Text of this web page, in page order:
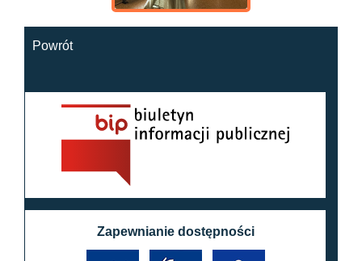
Powrót
Zapewnianie dostępności